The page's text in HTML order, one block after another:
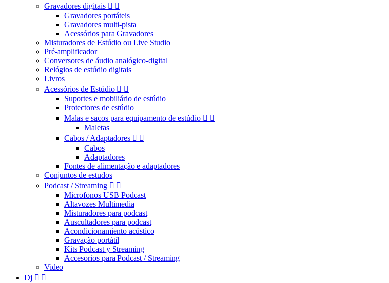
Gravadores digitais  
Gravadores portáteis
Gravadores multi-pista
Acessórios para Gravadores
Misturadores de Estúdio ou Live Studio
Pré-amplificador
Conversores de áudio analógico-digital
Relógios de estúdio digitais
Livros
Acessórios de Estúdio  
Suportes e mobiliário de estúdio
Protectores de estúdio
Malas e sacos para equipamento de estúdio  
Maletas
Cabos / Adaptadores  
Cabos
Adaptadores
Fontes de alimentação e adaptadores
Conjuntos de estudos
Podcast / Streaming  
Microfonos USB Podcast
Altavozes Multimedia
Misturadores para podcast
Auscultadores para podcast
Acondicionamiento acústico
Gravação portátil
Kits Podcast y Streaming
Accesorios para Podcast / Streaming
Video
Dj  